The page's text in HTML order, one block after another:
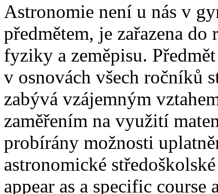
Astronomie není u nás v
předmětem, je zařazena
fyziky a zeměpisu.
v osnovách všech ročníků
zabývá vzájemným
zaměřením na využití
probírány možnosti
astronomické
appear as a specific